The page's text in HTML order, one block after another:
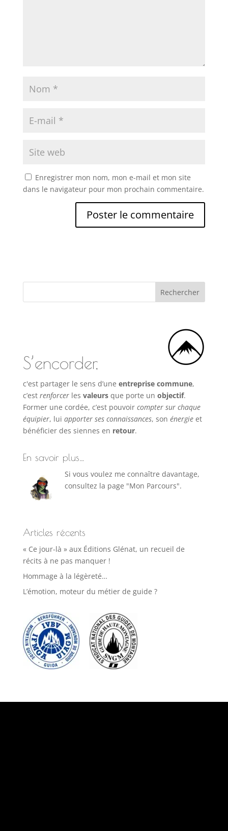
Enregistrer mon nom, mon e-mail et mon site
dans le navigateur pour mon prochain commentaire.
S’encorder,
c'est partager le sens d’une entreprise commune,
c’est renforcerles valeursque porte un objectif.
Former une cordée, c’est pouvoircompter sur chaque
équipier, lui apporter ses connaissances, son énergieet
bénéficier des siennes en retour.
En savoir plus…
Si vous voulez me connaître davantage,
consultez la page "Mon Parcours".
Articles récents
« Ce jour-là » aux Éditions Glénat, un recueil de
récits à ne pas manquer !
Hommage à la légèreté…
L’émotion, moteur du métier de guide ?